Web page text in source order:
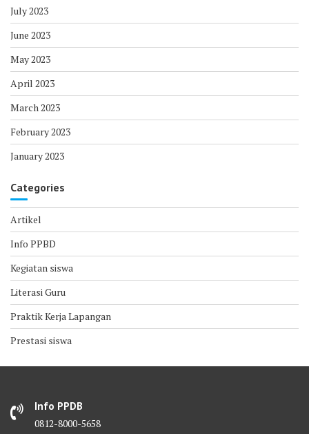
July 2023
June 2023
May 2023
April 2023
March 2023
February 2023
January 2023
Categories
Artikel
Info PPBD
Kegiatan siswa
Literasi Guru
Praktik Kerja Lapangan
Prestasi siswa
Info PPDB
0812-8000-5658